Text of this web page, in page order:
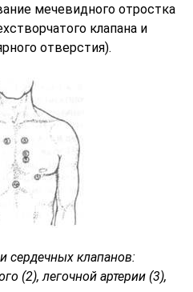
мечевидного отростка
клапана и
отверстия).
сердечных клапанов:
(2), легочной артерии (3),